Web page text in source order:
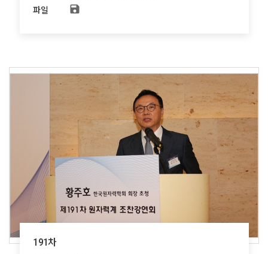
파일
save
191차